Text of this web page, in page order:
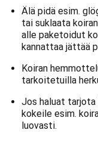
Älä pidä esim.
tai suklaata
alle paketoidut
kannattaa jättää
Koiran
tarkoitetuilla
Jos haluat tarjota
kokeile esim.
luovasti.